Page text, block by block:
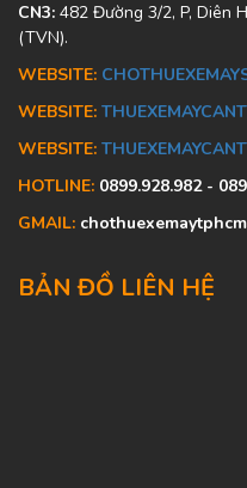
CN3: 482 Đường 3/2, P, Diên
(TVN).
WEBSITE:
WEBSITE:
WEBSITE:
HOTLINE: 0899.928.982 -
GMAIL:
BẢN ĐỒ LIÊN HỆ